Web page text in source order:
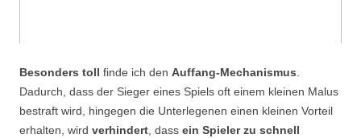
Besonders toll finde ich den Auffang-Mechanismus.
Dadurch, dass der Sieger eines Spiels oft einem kleinen Malus
bestraft wird, hingegen die Unterlegenen einen kleinen Vorteil
erhalten, wird verhindert, dass ein Spieler zu schnell